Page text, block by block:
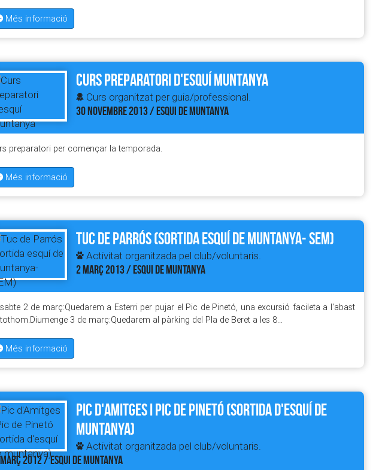
Més informació
Curs preparatori d'esquí muntanya
Curs organitzat per guia/professional.
30 NOVEMBRE 2013 / ESQUI DE MUNTANYA
preparatori per començar la temporada.
Més informació
Tuc de Parrós (sortida esquí de muntanya- SEM)
Activitat organitzada pel club/voluntaris.
2 MARÇ 2013 / ESQUI DE MUNTANYA
2 de març:Quedarem a Esterri per pujar el Pic de Pinetó, una excursió facileta a l'abast
3 de març:Quedarem al pàrking del Pla de Beret a les 8…
Més informació
Pic d'Amitges i Pic de Pinetó (sortida d'esquí de
muntanya)
Activitat organitzada pel club/voluntaris.
2012 / ESQUI DE MUNTANYA